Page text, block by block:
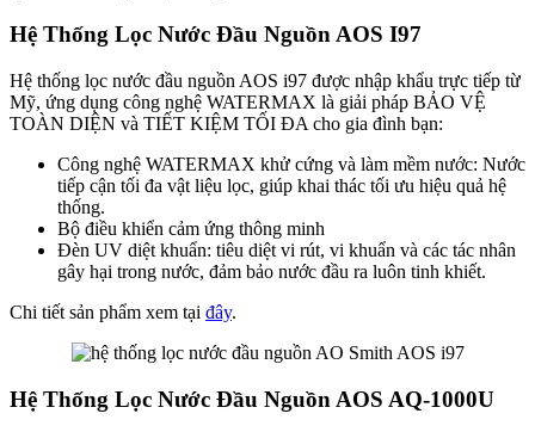
Hệ Thống Lọc Nước Đầu Nguồn AOS I97
Hệ thống lọc nước đầu nguồn AOS i97 được nhập khẩu trực tiếp từ
Mỹ, ứng dụng công nghệ WATERMAX là giải pháp BẢO VỆ
TOÀN DIỆN và TIẾT KIỆM TỐI ĐA cho gia đình bạn:
Công nghệ WATERMAX khử cứng và làm mềm nước: Nước
tiếp cận tối đa vật liệu lọc, giúp khai thác tối ưu hiệu quả hệ
thống.
Bộ điều khiển cảm ứng thông minh
Đèn UV diệt khuẩn: tiêu diệt vi rút, vi khuẩn và các tác nhân
gây hại trong nước, đảm bảo nước đầu ra luôn tinh khiết.
Chi tiết sản phẩm xem tại đây.
Hệ Thống Lọc Nước Đầu Nguồn AOS AQ-1000U